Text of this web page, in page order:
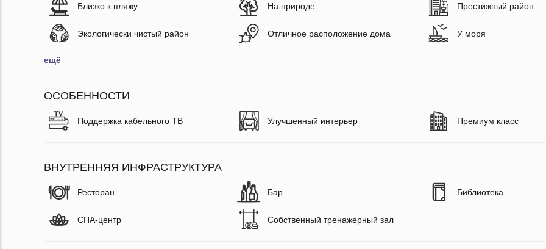
Близко к пляжу На природе Престижный район
Экологически чистый район Отличное расположение дома У моря
ещё
ОСОБЕННОСТИ
Поддержка кабельного ТВ Улучшенный интерьер Премиум класс
ВНУТРЕННЯЯ ИНФРАСТРУКТУРА
Ресторан Бар Библиотека
СПА-центр Собственный тренажерный зал